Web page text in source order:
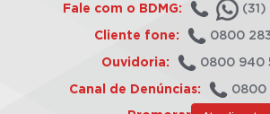
Fale com o BDMG:
Cliente fone: 0800
Ouvidoria: 0800 940
Canal de Denúncias: 0800